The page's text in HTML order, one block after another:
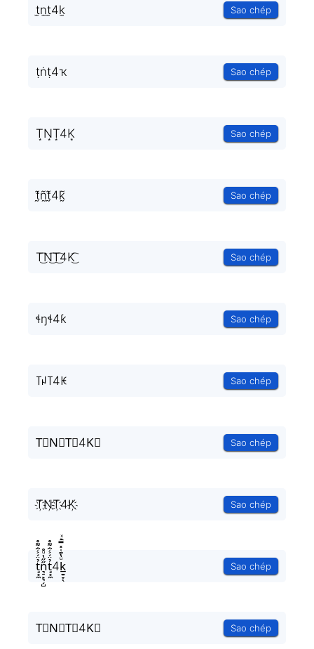
t̫n̫t̫4k̫ Sao chép
ṭṅṭ4ҡ Sao chép
T͙N͙T͙4K͙ Sao chép
t̰̃ñ̰t̰̃4k̰̃ Sao chép
T͜͡N͜͡T͜͡4K͜͡ Sao chép
ɬŋɬ4ƙ Sao chép
꓄ꈤ꓄4ꀘ Sao chép
T⃟N⃟T⃟4K⃟ Sao chép
T҉N҉T҉4K҉ Sao chép
t̘̟̼̉̈́͐͋͌̊n͉̠̙͉̗̺̋̋̔ͧ̊t̘̟̼̉̈́͐͋͌̊4k̲̱̠̞̖ͧ̔͊̇̽̿̑ͯͅ Sao chép
T⃗N⃗T⃗4K⃗ Sao chép